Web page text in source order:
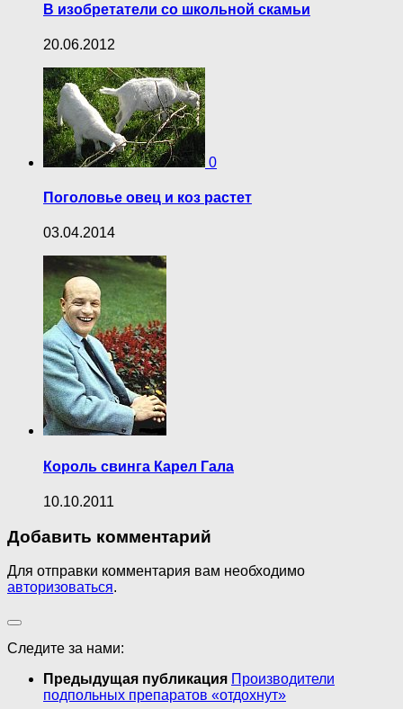
В изобретатели со школьной скамьи
20.06.2012
0
Поголовье овец и коз растет
03.04.2014
Король свинга Карел Гала
10.10.2011
Добавить комментарий
Для отправки комментария вам необходимо
авторизоваться.
Следите за нами:
Предыдущая публикация Производители
подпольных препаратов «отдохнут»